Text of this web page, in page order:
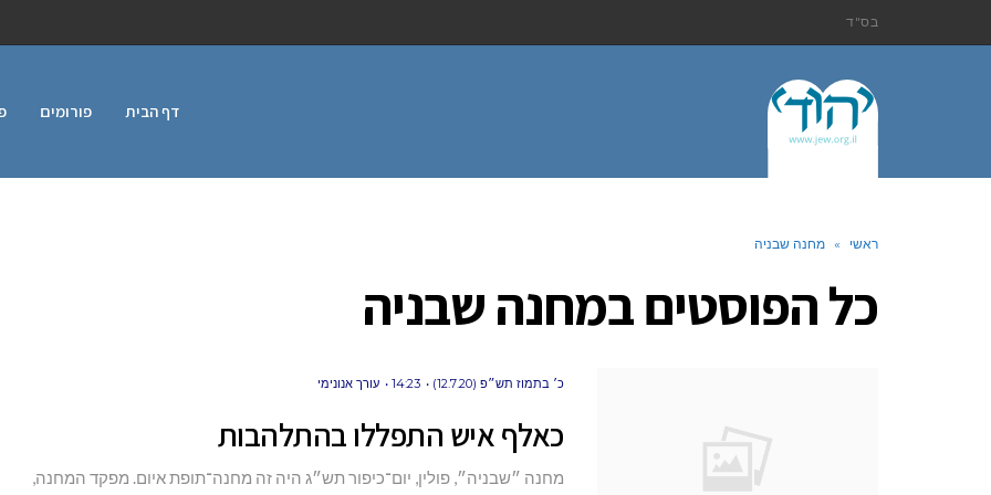
בס"ד
דף הבית פורומים
ראשי » מחנה שבניה
כל הפוסטים במחנה שבניה
כ׳ בתמוז תש״פ (12.7.20) 14:23 עורך אנונימי
כאלף איש התפללו בהתלהבות
מחנה ״שבניה״, פולין, יום־כיפור תש״ג היה זה מחנה־תופת איום. מפקד המחנה,